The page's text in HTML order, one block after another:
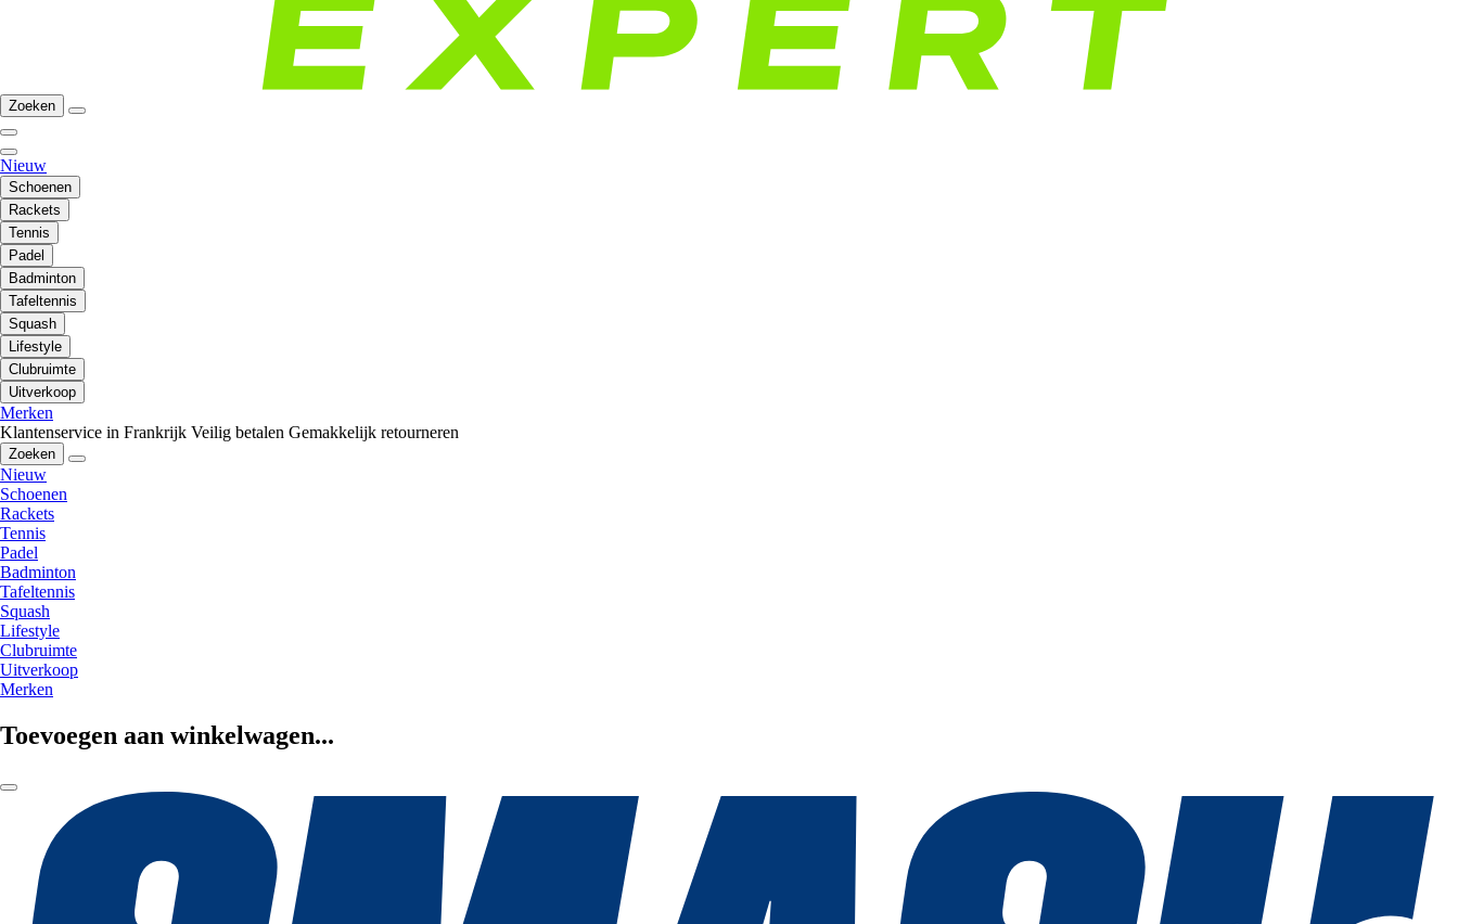
Zoeken
Nieuw
Schoenen
Rackets
Tennis
Padel
Badminton
Tafeltennis
Squash
Lifestyle
Clubruimte
Uitverkoop
Merken
Klantenservice in Frankrijk Veilig betalen Gemakkelijk retourneren
Zoeken
Nieuw
Schoenen
Rackets
Tennis
Padel
Badminton
Tafeltennis
Squash
Lifestyle
Clubruimte
Uitverkoop
Merken
Toevoegen aan winkelwagen...